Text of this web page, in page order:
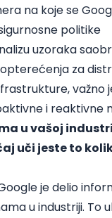
na koje se
politike
uzoraka
za
i reaktivne
u vašoj
uči jeste to
je delio
u industriji. To